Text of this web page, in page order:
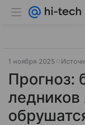
1 ноября 2025
Прогноз: